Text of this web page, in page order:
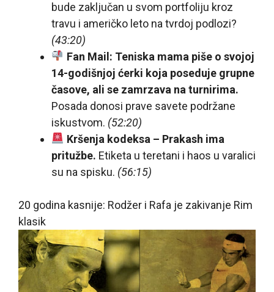
bude zaključan u svom portfoliju kroz
travu i američko leto na tvrdoj podlozi?
(43:20)
Fan Mail: Teniska mama piše o svojoj
14-godišnjoj ćerki koja poseduje grupne
časove, ali se zamrzava na turnirima.
Posada donosi prave savete podržane
iskustvom. (52:20)
Kršenja kodeksa – Prakash ima
pritužbe. Etiketa u teretani i haos u varalici
su na spisku. (56:15)
20 godina kasnije: Rodžer i Rafa je zakivanje Rim
klasik